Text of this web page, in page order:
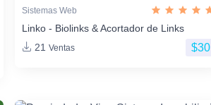
Sistemas Web
Linko - Biolinks & Acortador de Links
21 Ventas $30